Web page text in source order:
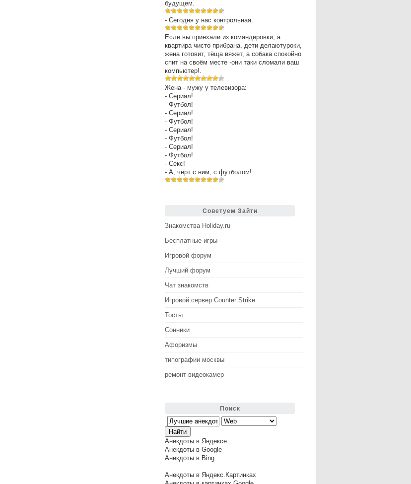
будущем.
- Сегодня у нас контрольная.
Если вы приехали из командировки, а
квартира чисто прибрана, дети делаютуроки,
жена готовит, тёща вяжет, а собака спокойно
спит на своём месте -они таки сломали ваш
компьютер!.
Жена - мужу у телевизора:
- Сериал!
- Футбол!
- Сериал!
- Футбол!
- Сериал!
- Футбол!
- Сериал!
- Футбол!
- Секс!
- А, чёрт с ним, с футболом!.
Советуем Зайти
Знакомства Holiday.ru
Бесплатные игры
Игровой форум
Лучший форум
Чат знакомств
Игровой сервер Counter Strike
Тосты
Сонники
Афоризмы
типографии москвы
ремонт видеокамер
Поиск
Анекдоты в Яндексе
Анекдоты в Google
Анекдоты в Bing
Анекдоты в Яндекс.Картинках